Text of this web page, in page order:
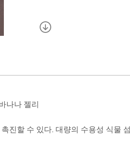
나나 젤리
진할 수 있다. 대량의 수용성 식물